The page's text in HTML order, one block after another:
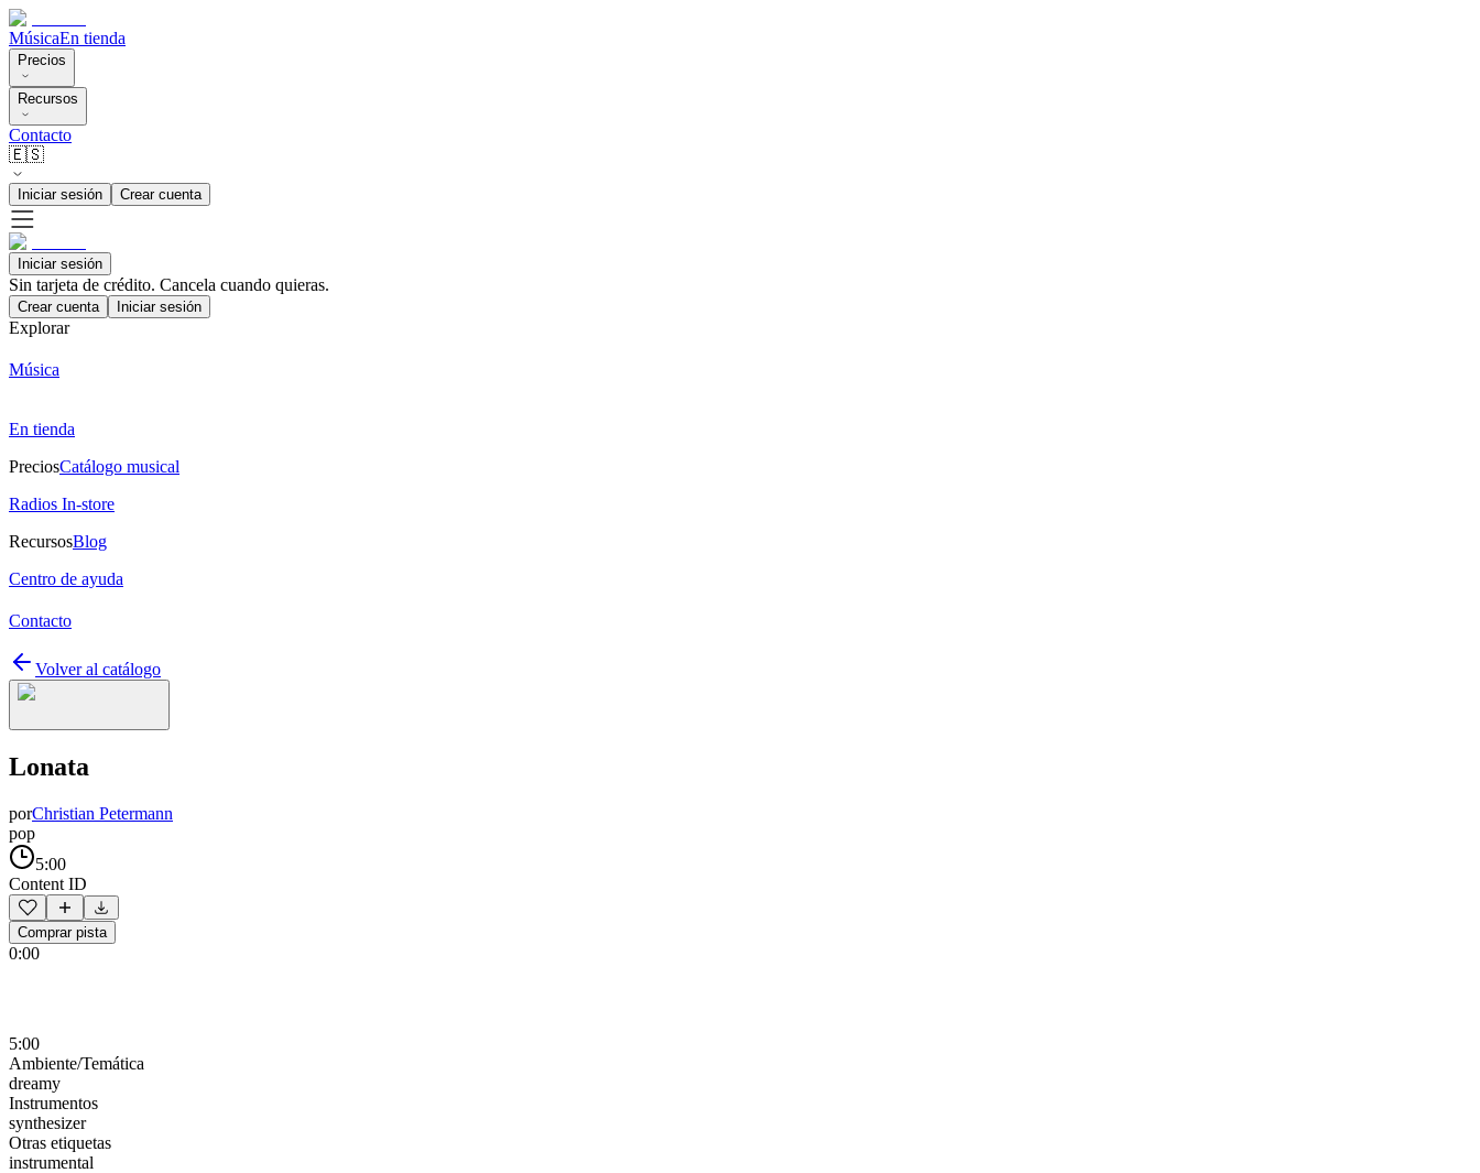
MúsicaEn tienda
Precios
Recursos
Contacto
🇪🇸
Iniciar sesión Crear cuenta
Iniciar sesión
Sin tarjeta de crédito. Cancela cuando quieras.
Crear cuenta Iniciar sesión
Explorar
Música
En tienda
PreciosCatálogo musical
Radios In-store
RecursosBlog
Centro de ayuda
Contacto
Volver al catálogo
Lonata
porChristian Petermann
pop
5:00
Content ID
Comprar pista
0:00
5:00
Ambiente/Temática
dreamy
Instrumentos
synthesizer
Otras etiquetas
instrumental